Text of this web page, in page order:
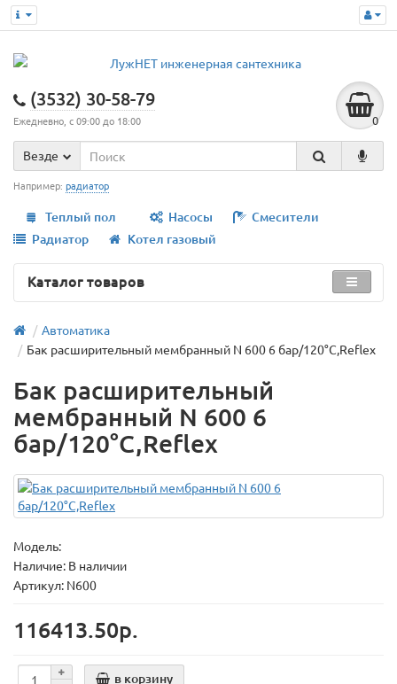
(3532) 30-58-79
Ежедневно, с 09:00 до 18:00 0
Везде
Например: радиатор
Теплый пол Насосы
Смесители
Радиатор
Котел газовый
Каталог товаров
Автоматика
Бак расширительный мембранный N 600 6 бар/120°C,Reflex
Бак расширительный
мембранный N 600 6
бар/120°C,Reflex
Модель:
Наличие: В наличии
Артикул: N600
116413.50р.
в корзину